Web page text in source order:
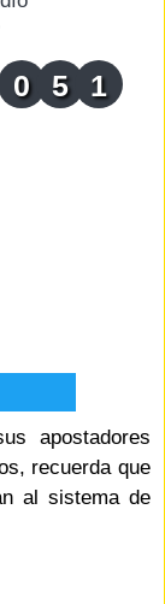
0 5 1
apostadores
recuerda que
al sistema de